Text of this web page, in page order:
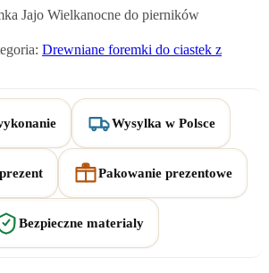
Jajo Wielkanocne do pierników
Drewniane foremki do ciastek z
Wysylka w Polsce
Pakowanie prezentowe
Bezpieczne materialy